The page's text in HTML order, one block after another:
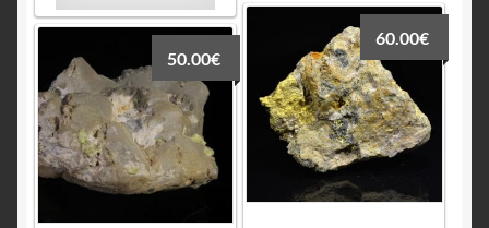
60.00€
50.00€